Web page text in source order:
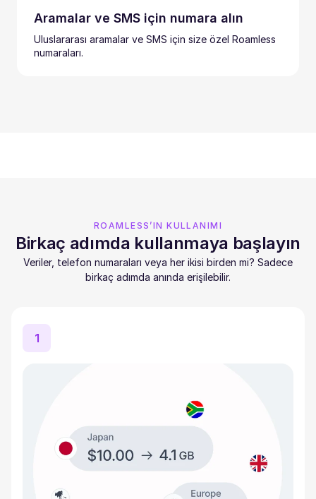
Aramalar ve SMS için numara alın
Uluslararası aramalar ve SMS için size özel Roamless
numaraları.
ROAMLESS’IN KULLANIMI
Birkaç adımda kullanmaya başlayın
Veriler, telefon numaraları veya her ikisi birden mi? Sadece
birkaç adımda anında erişilebilir.
1